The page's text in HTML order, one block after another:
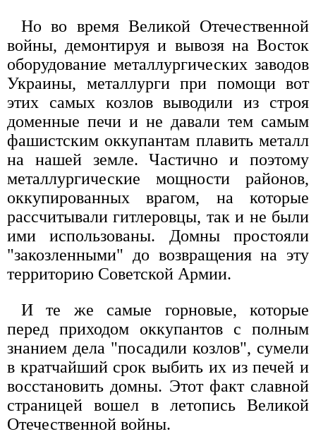
Но во время Великой Отечественной
войны, демонтируя и вывозя на Восток
оборудование металлургических заводов
Украины, металлурги при помощи вот
этих самых козлов выводили из строя
доменные печи и не давали тем самым
фашистским оккупантам плавить металл
на нашей земле. Частично и поэтому
металлургические мощности районов,
оккупированных врагом, на которые
рассчитывали гитлеровцы, так и не были
ими использованы. Домны простояли
"закозленными" до возвращения на эту
территорию Советской Армии.
И те же самые горновые, которые
перед приходом оккупантов с полным
знанием дела "посадили козлов", сумели
в кратчайший срок выбить их из печей и
восстановить домны. Этот факт славной
страницей вошел в летопись Великой
Отечественной войны.